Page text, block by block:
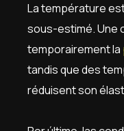
La température
sous-estimé. Une
temporairement la
tandis que des
réduisent son